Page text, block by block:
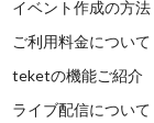
イベント作成の方法
ご利用料金について
teketの機能ご紹介
ライブ配信について